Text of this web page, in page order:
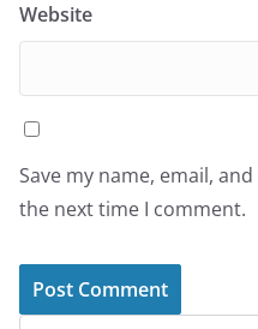
Website
Save my name, email,
the next time I comment.